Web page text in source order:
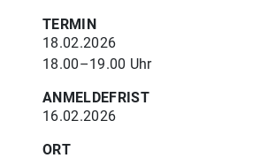
TERMIN
18.02.2026
18.00–19.00 Uhr
ANMELDEFRIST
16.02.2026
ORT